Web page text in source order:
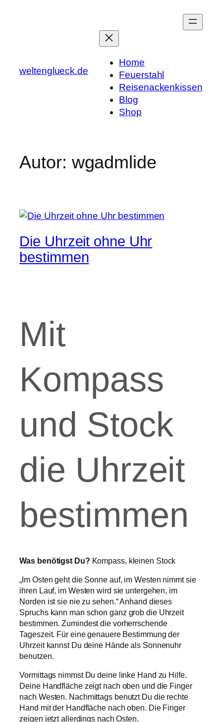
weltenglueck.de
Home
Feuerstahl
Reisenackenkissen
Blog
Shop
Autor: wgadmlide
Die Uhrzeit ohne Uhr
bestimmen
Mit
Kompass
und Stock
die Uhrzeit
bestimmen
Was benötigst Du? Kompass, kleinen Stock
„Im Osten geht die Sonne auf, im Westen nimmt sie
ihren Lauf, im Westen wird sie untergehen, im
Norden ist sie nie zu sehen.“ Anhand dieses
Spruchs kann man schon ganz grob die Uhrzeit
bestimmen. Zumindest die vorherrschende
Tageszeit. Für eine genauere Bestimmung der
Uhrzeit kannst Du deine Hände als Sonnenuhr
benutzen.
Vormittags nimmst Du deine linke Hand zu Hilfe.
Deine Handfläche zeigt nach oben und die Finger
nach Westen. Nachmittags benutzt Du die rechte
Hand mit der Handfläche nach oben. Die Finger
zeigen jetzt allerdings nach Osten.